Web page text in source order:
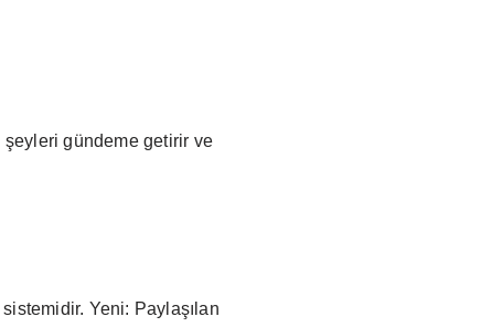
şeyleri gündeme getirir ve
Yeni: Paylaşılan